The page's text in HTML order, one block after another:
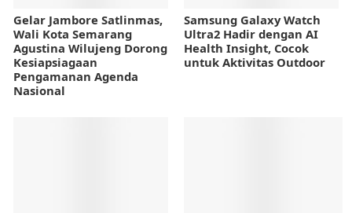
Gelar Jambore Satlinmas,
Wali Kota Semarang
Agustina Wilujeng Dorong
Kesiapsiagaan
Pengamanan Agenda
Nasional
Samsung Galaxy Watch
Ultra2 Hadir dengan AI
Health Insight, Cocok
untuk Aktivitas Outdoor